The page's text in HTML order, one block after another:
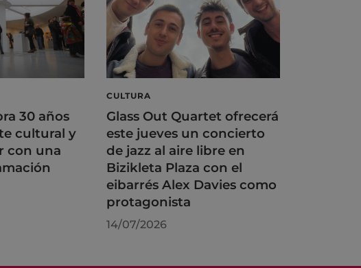
30 años
cultural y
con una
CULTURA
Glass Out Quartet ofrecerá
este jueves un concierto
de jazz al aire libre en
Bizikleta Plaza con el
eibarrés Alex Davies como
protagonista
14/07/2026